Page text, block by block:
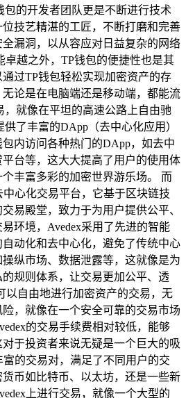
包的开发者团队更是不断进行技术
技艺精湛的工匠，不断打磨和完善
漏洞，以从容应对日益复杂的网络
卓越之外，TP钱包的便捷性也是其
过TP钱包轻松实现加密资产的存
论是在电脑端还是移动端，都能流
，就像在平坦的高速公路上自由驰
了丰富的DApp（去中心化应用）
内访问各种热门的DApp，如去中
台等，这大大提高了用户的使用体
丰富多彩的加密世界游乐场。 而
中心化交易平台，它基于区块链技
易殿堂，致力于为用户提供公平、
环境，Avedex采用了先进的智能
动化和去中心化，避免了传统中心
纵市场、数据泄露等，这就像是为
规则体系，让交易更加公平、透
以自由地进行加密资产的交易，无
，就像在一个安全可靠的交易市场
的交易手续费相对较低，能够
于投资者来说无疑是一个巨大的吸
富的交易对，满足了不同用户的交
币如比特币、以太坊，还是一些新
上进行交易，就像一个大型的